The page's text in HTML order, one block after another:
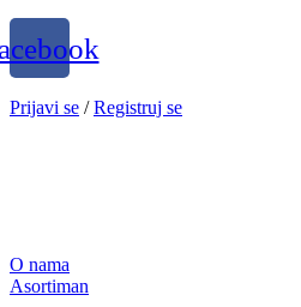
Prijavi se /Registruj se
O nama
Asortiman